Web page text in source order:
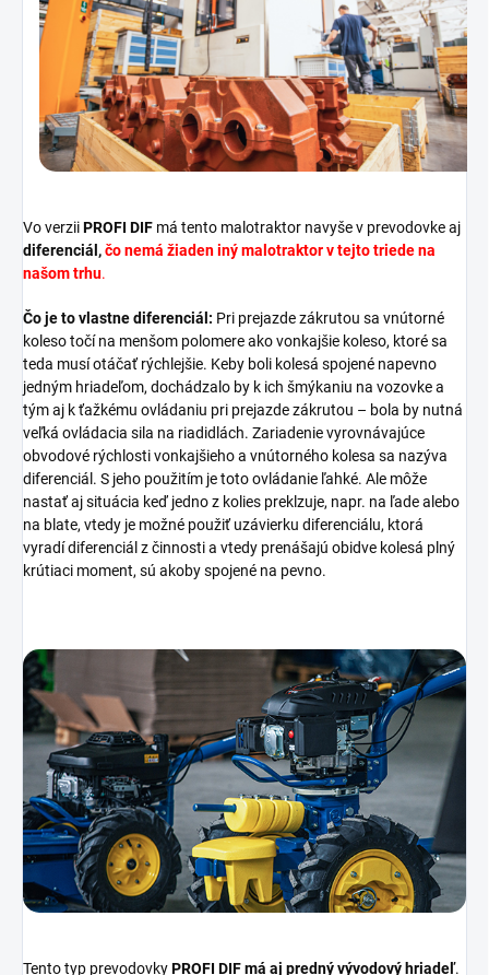
Vo verziiPROFI DIF má tento malotraktor navyše v prevodovke aj
diferenciál,čo nemá žiaden iný malotraktor v tejto triede na
našom trhu.
Čo je to vlastne diferenciál: Pri prejazde zákrutou sa vnútorné
koleso točí na menšom polomere ako vonkajšie koleso, ktoré sa
teda musí otáčať rýchlejšie. Keby boli kolesá spojené napevno
jedným hriadeľom, dochádzalo by k ich šmýkaniu na vozovke a
tým aj k ťažkému ovládaniu pri prejazde zákrutou – bola by nutná
veľká ovládacia sila na riadidlách. Zariadenie vyrovnávajúce
obvodové rýchlosti vonkajšieho a vnútorného kolesa sa nazýva
diferenciál. S jeho použitím je toto ovládanie ľahké. Ale môže
nastať aj situácia keď jedno z kolies preklzuje, napr. na ľade alebo
na blate, vtedy je možné použiť uzávierku diferenciálu, ktorá
vyradí diferenciál z činnosti a vtedy prenášajú obidve kolesá plný
krútiaci moment, sú akoby spojené na pevno.
Tento typ prevodovkyPROFI DIF má aj predný vývodový hriadeľ.